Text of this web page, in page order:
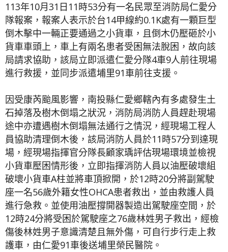
113年10月31日11時53分有一名民眾至消防局仁愛分
隊報案，報案人表示於台14甲線約0.1K處有一顆巨型
倒木擊中一輛正要通過之小貨車，且倒木仍壓砸於小
貨車車頭上，車上有兩名患者受困無法脫困，故向該
局請求協助，該局立即派遣仁愛分隊4車9人前往現場
進行救援，並同步派遣埔里91車前往支援。
因受康芮颱風影響，南投縣仁愛鄉轄內有多處發生土
石掉落及樹木倒塌之狀況，消防局消防人員趕赴現場
途中亦遭遇樹木倒塌無法通行之情況，經現場工程人
員協助清理倒木後，該局消防人員於11時57分到達現
場，經現場指揮官分隊長顧家瑀評估現場環境並檢視
小貨車壓困情形後，立即指揮消防人員以油壓破壞組
破壞小貨車A柱並將車頂掀開，於12時20分將副駕駛
座一名56歲外籍女性OHCA患者救出，並由救護人員
進行急救。並使用油壓撐開器製造出駕駛座空間，於
12時24分將受困於駕駛座之76歲林姓男子救出，經檢
傷後林姓男子意識清楚且無外傷，可自行步行走上救
護車，由仁愛91車後送埔里榮民醫院。